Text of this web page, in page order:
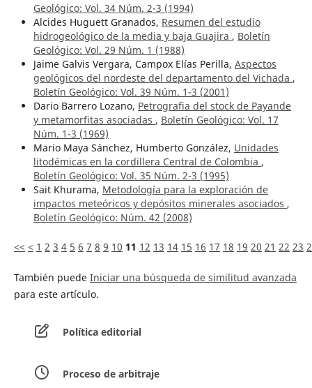
Geológico: Vol. 34 Núm. 2-3 (1994)
Alcides Huguett Granados, Resumen del estudio
hidrogeológico de la media y baja Guajira , Boletín
Geológico: Vol. 29 Núm. 1 (1988)
Jaime Galvis Vergara, Campox Elías Perilla, Aspectos
geológicos del nordeste del departamento del Vichada ,
Boletín Geológico: Vol. 39 Núm. 1-3 (2001)
Dario Barrero Lozano, Petrografia del stock de Payande
y metamorfitas asociadas , Boletín Geológico: Vol. 17
Núm. 1-3 (1969)
Mario Maya Sánchez, Humberto González, Unidades
litodémicas en la cordillera Central de Colombia ,
Boletín Geológico: Vol. 35 Núm. 2-3 (1995)
Sait Khurama, Metodología para la exploración de
impactos meteóricos y depósitos minerales asociados ,
Boletín Geológico: Núm. 42 (2008)
<< < 1 2 3 4 5 6 7 8 9 10 11 12 13 14 15 16 17 18 19 20 21 22 23
También puede Iniciar una búsqueda de similitud avanzada
para este artículo.
Política editorial
Proceso de arbitraje